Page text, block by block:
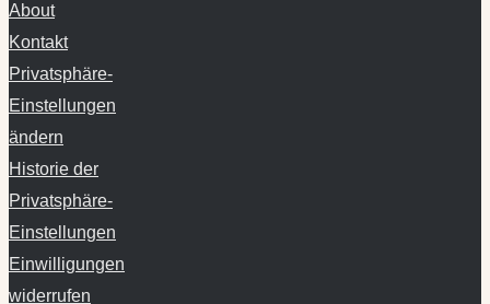
About
Kontakt
Privatsphäre-
Einstellungen
ändern
Historie der
Privatsphäre-
Einstellungen
Einwilligungen
widerrufen